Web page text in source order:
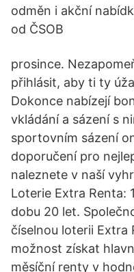
odměn i akční
od ČSOB
prosince.
přihlásit, aby ti ty
Dokonce nabízejí
vkládání a sázení s
sportovním sázení
doporučení pro
naleznete v naší
Loterie Extra Renta:
dobu 20 let.
číselnou loterii Extra
možnost získat
měsíční renty v